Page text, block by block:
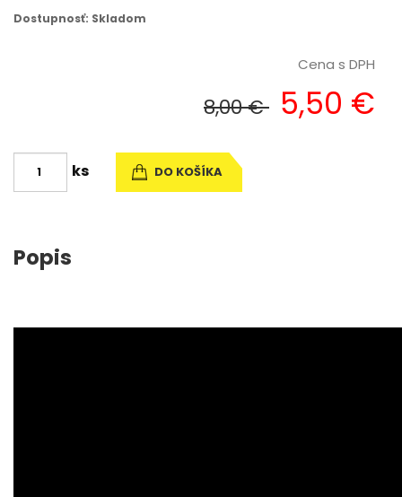
Dostupnosť: Skladom
Cena s DPH
8,00 € 5,50 €
ks DO KOŠÍKA
Popis